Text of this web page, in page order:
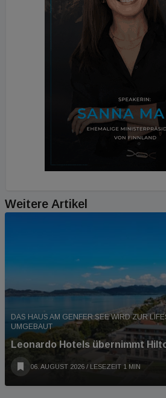
Weitere Artikel
DAS HAUS AM GENFER SEE WIRD ZUR
UMGEBAUT
Leonardo Hotels übernimmt
06. AUGUST 2026 / LESEZEIT 1 MIN